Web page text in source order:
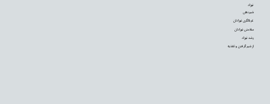
نوزاد
شیردهی
غربالگری نوزادان
سلامتی نوزادان
رشد نوزاد
از شیر گرفتن و تغذیه